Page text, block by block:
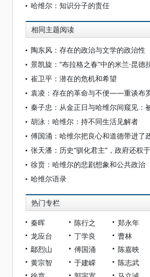
哈维尔：知识分子的责任
相同主题阅读
陶东风：存在的政治与文学的政治性
景凯旋：“布拉格之春”中的米兰·昆德
崔卫平：潜在的危机和希望
秦子忠：从金正日与哈维尔间窥见：
胡泳：哈维尔：持不同生活见解者
傅国涌：哈维尔把良心和道德带进了
徐贲：哈维尔的悲剧想象和公共政治
哈维尔语录
热门专栏
秦晖 陈行之
郑永年
龙应台
丁学良
曹林
鄢烈山
傅国涌
陈嘉映
黄宗智
于建嵘
陈志武